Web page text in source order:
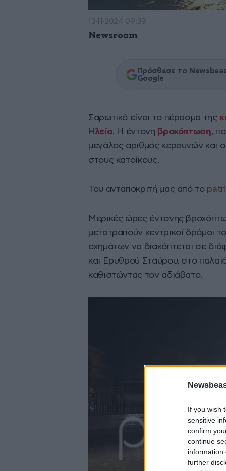
If you wish
sensitive
confirm
continue
information
further
13·11·2024 09:39
Newsroom
Πρόσθεσε το
Google
Σαρωτικό είναι το πέρασμα της
Ηλεία. Η έντονη βροχόπτωση,
μεγάλος αριθμός κεραυνών και
στους κατοίκους.
Του ανταποκριτή μας από το
Μερικές ώρες έντονης
μετατραπούν κεντρικοί δρόμοι
οχημάτων να διακόπτεται σε
και Ερυθρού Σταύρου, στο
καθιστώντας τον αδιάβατο.